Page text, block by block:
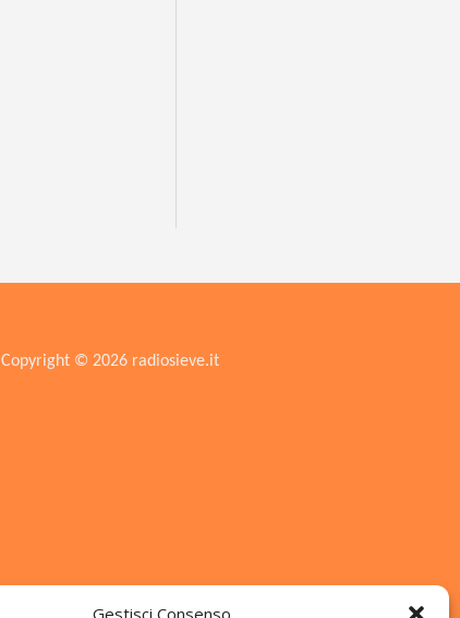
Gestisci Consenso
Copyright © 2026 radiosieve.it